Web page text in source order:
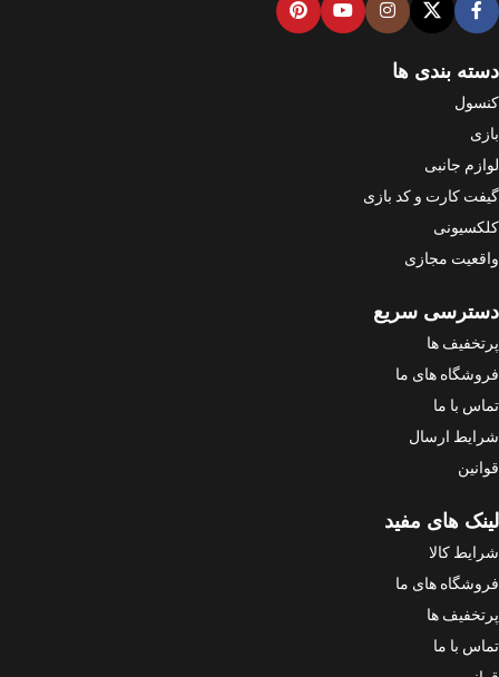
دسته بندی ها
کنسول
بازی
لوازم جانبی
گیفت کارت و کد بازی
کلکسیونی
واقعیت مجازی
دسترسی سریع
پرتخفیف ها
فروشگاه های ما
تماس با ما
شرایط ارسال
قوانین
لینک های مفید
شرایط کالا
فروشگاه های ما
پرتخفیف ها
تماس با ما